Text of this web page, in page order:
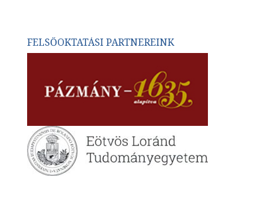
FELSŐOKTATÁSI PARTNEREINK